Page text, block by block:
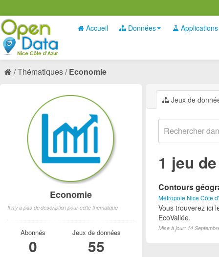
Accueil Données Applications
Thématiques Economie
Jeux de
1 jeu
Contours
Métropole Nice Côte
Vous trouverez ici
EcoVallée.
Mise à jour: 14
Economie
Il n'y a pas de description pour cette thématique
Abonnés
0
Jeux de données
55